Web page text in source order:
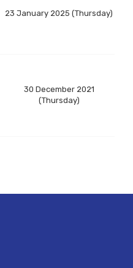
23 January 2025 (Thursday)
30 December 2021
(Thursday)